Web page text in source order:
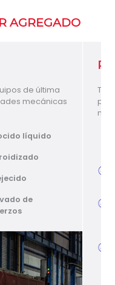
AGREGADO
equipados
químicas y
no destructivas
ultrasonido
Partículas
(fluorescentes
húmedas y secas)
Líquidos
penetrantes
(visibles y
fluorescentes)